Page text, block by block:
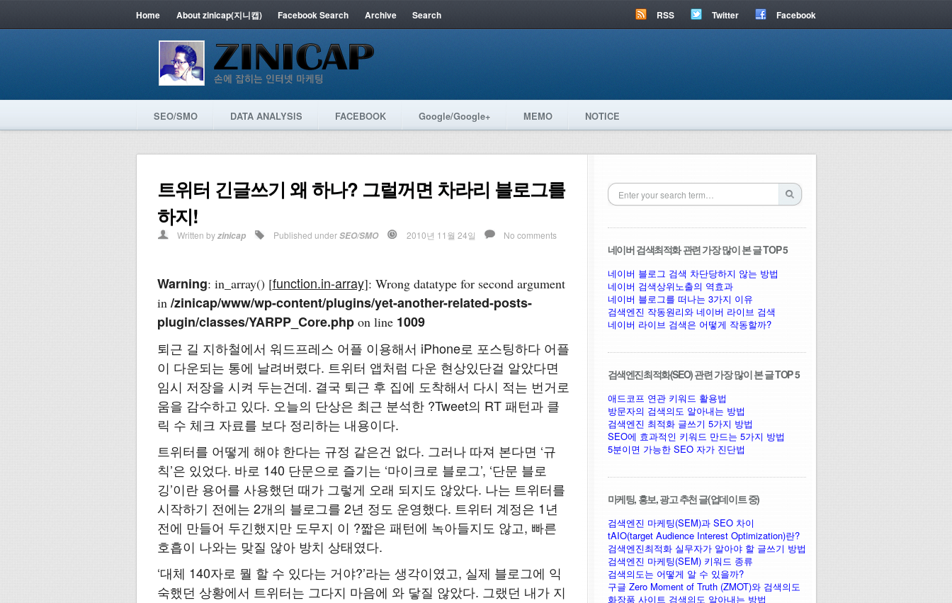
Home About zinicap(지니캡) Facebook Search Archive Search RSS Twitter Facebook
SEO/SMO DATA ANALYSIS FACEBOOK Google/Google+ MEMO NOTICE
트위터 긴글쓰기 왜 하나? 그럴꺼면 차라리 블로그를
하지!
Written byzinicap Published underSEO/SMO 2010년 11월 24일 No comments
Warning: in_array() [function.in-array]: Wrong datatype for second argument
in /zinicap/www/wp-content/plugins/yet-another-related-posts-
plugin/classes/YARPP_Core.phpon line 1009
퇴근 길 지하철에서 워드프레스 어플 이용해서 iPhone로 포스팅하다 어플
이 다운되는 통에 날려버렸다. 트위터 앱처럼 다운 현상있단걸 알았다면
임시 저장을 시켜 두는건데. 결국 퇴근 후 집에 도착해서 다시 적는 번거로
움을 감수하고 있다. 오늘의 단상은 최근 분석한 ?Tweet의 RT 패턴과 클
릭 수 체크 자료를 보다 정리하는 내용이다.
트위터를 어떻게 해야 한다는 규정 같은건 없다. 그러나 따져 본다면 ‘규
칙’은 있었다. 바로 140 단문으로 즐기는 ‘마이크로 블로그’, ‘단문 블로
깅’이란 용어를 사용했던 때가 그렇게 오래 되지도 않았다. 나는 트위터를
시작하기 전에는 2개의 블로그를 2년 정도 운영했다. 트위터 계정은 1년
전에 만들어 두긴했지만 도무지 이 ?짧은 패턴에 녹아들지도 않고, 빠른
호흡이 나와는 맞질 않아 방치 상태였다.
‘대체 140자로 뭘 할 수 있다는 거야?’라는 생각이였고, 실제 블로그에 익
숙했던 상황에서 트위터는 그다지 마음에 와 닿질 않았다. 그랬던 내가 지
네이버 검색최적화 관련 가장 많이 본 글 TOP 5
네이버 블로그 검색 차단당하지 않는 방법
네이버 검색상위노출의 역효과
네이버 블로그를 떠나는 3가지 이유
검색엔진 작동원리와 네이버 라이브 검색
네이버 라이브 검색은 어떻게 작동할까?
검색엔진최적화(SEO) 관련 가장 많이 본 글 TOP 5
애드코프 연관 키워드 활용법
방문자의 검색의도 알아내는 방법
검색엔진 최적화 글쓰기 5가지 방법
SEO에 효과적인 키워드 만드는 5가지 방법
5분이면 가능한 SEO 자가 진단법
마케팅, 홍보, 광고 추천 글(업데이트 중)
검색엔진 마케팅(SEM)과 SEO 차이
tAIO(target Audience Interest Optimization)란?
검색엔진최적화 실무자가 알아야 할 글쓰기 방법
검색엔진 마케팅(SEM) 키워드 종류
검색의도는 어떻게 알 수 있을까?
구글 Zero Moment of Truth (ZMOT)와 검색의도
화장품 사이트 검색의도 알아내는 방법